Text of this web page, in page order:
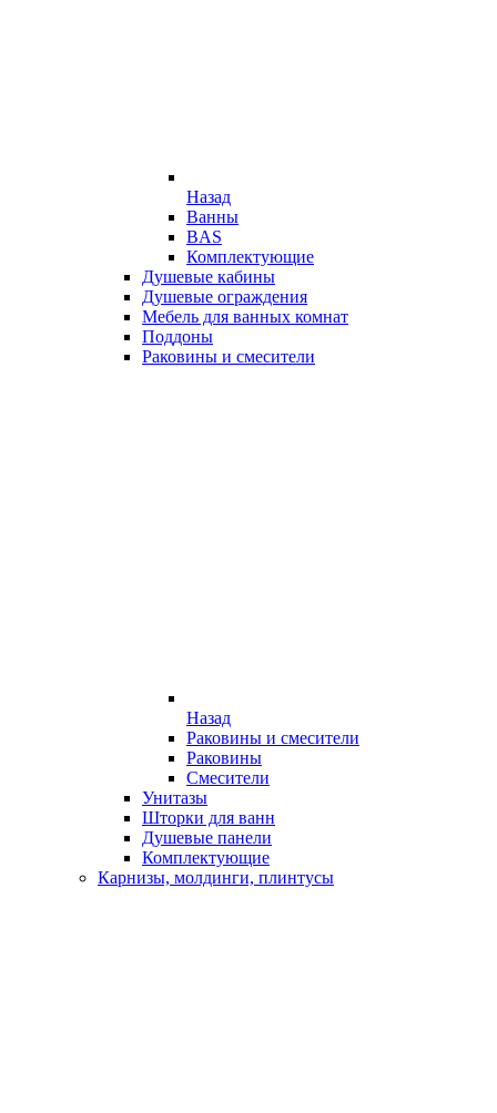
Назад
Ванны
BAS
Комплектующие
Душевые кабины
Душевые ограждения
Мебель для ванных комнат
Поддоны
Раковины и смесители
Назад
Раковины и смесители
Раковины
Смесители
Унитазы
Шторки для ванн
Душевые панели
Комплектующие
Карнизы, молдинги, плинтусы